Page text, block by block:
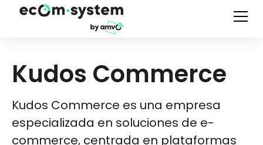
Kudos Commerce
Kudos Commerce es una empresa
especializada en soluciones de e-
commerce, centrada en plataformas